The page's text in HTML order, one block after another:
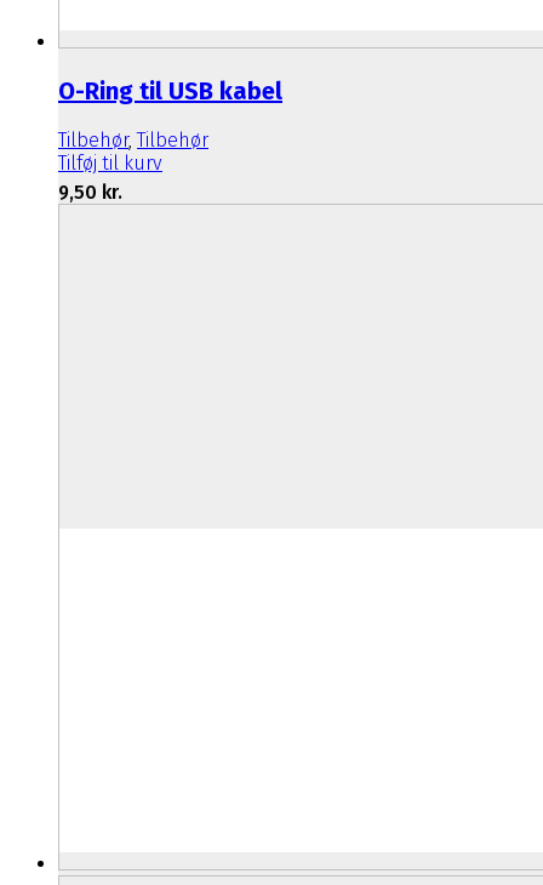
O-Ring til USB kabel
Tilbehør,Tilbehør
Tilføj til kurv
9,50 kr.